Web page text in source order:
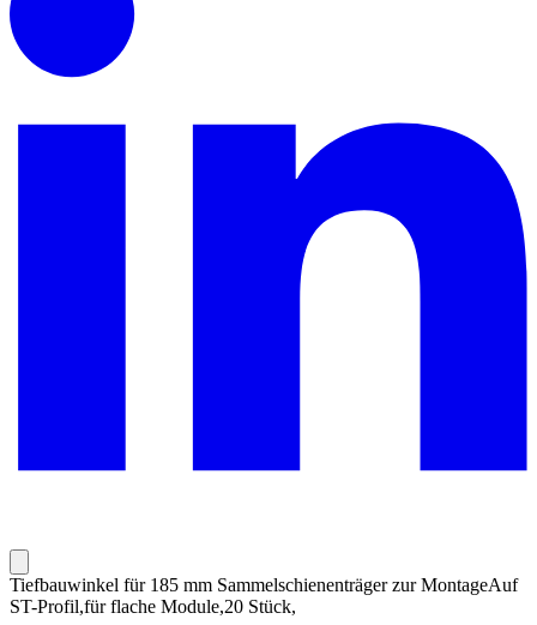
Tiefbauwinkel für 185 mm Sammelschienenträger zur MontageAuf
ST-Profil,für flache Module,20 Stück,